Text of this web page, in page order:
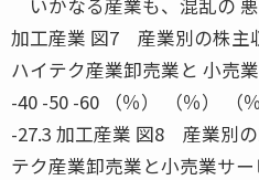
加工産業 図7 産業別の株主
ハイテク産業卸売業と 小売
-40 -50 -60 （％） （％） （
-27.3 加工産業 図8 産業別
テク産業卸売業と小売業サ